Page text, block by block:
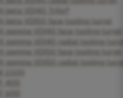
beta VDI40 Trifix®
beta VDI50 face tooling turret
gamma VDI40 face tooling turret
gamma VDI40 radial tooling turret
gamma VDI50 face tooling turret
gamma VDI50 radial tooling turret